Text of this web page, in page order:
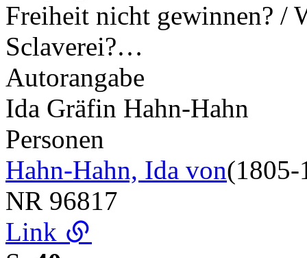
Freiheit nicht gewinnen? /
Sclaverei?…
Autorangabe
Ida Gräfin Hahn-Hahn
Personen
Hahn-Hahn, Ida von(1805-
NR 96817
Link